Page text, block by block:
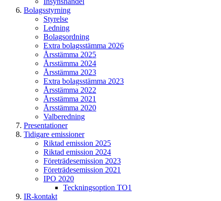
Bolagsstyrning
Styrelse
Ledning
Bolagsordning
Extra bolagsstämma 2026
Årsstämma 2025
Årsstämma 2024
Årsstämma 2023
Extra bolagsstämma 2023
Årsstämma 2022
Årsstämma 2021
Årsstämma 2020
Valberedning
Presentationer
Tidigare emissioner
Riktad emission 2025
Riktad emission 2024
Företrädesemission 2023
Företrädesemission 2021
IPO 2020
Teckningsoption TO1
IR-kontakt